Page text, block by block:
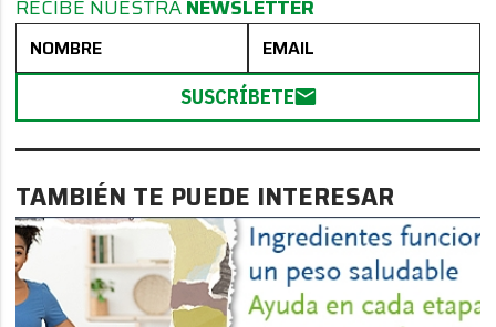
RECIBE NUESTRANEWSLETTER
SUSCRÍBETE
TAMBIÉN TE PUEDE INTERESAR